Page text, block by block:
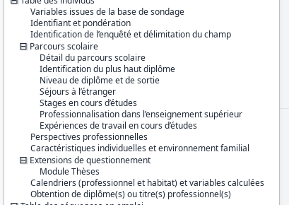
Variables issues de la base de sondage
Identifiant et pondération
Identification de l’enquêté et délimitation du champ
Parcours scolaire
Détail du parcours scolaire
Identification du plus haut diplôme
Niveau de diplôme et de sortie
Séjours à l’étranger
Stages en cours d’études
Professionnalisation dans l’enseignement supérieur
Expériences de travail en cours d’études
Perspectives professionnelles
Caractéristiques individuelles et environnement familial
Extensions de questionnement
Module Thèses
Calendriers (professionnel et habitat) et variables calculées
Obtention de diplôme(s) ou titre(s) professionnel(s)
Identifiants :
lil-1292
doi:10.13144/lil-1292
Thème :
Travail et emploi